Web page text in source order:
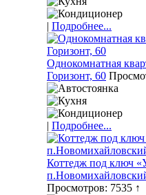
| Подробнее...
Однокомнатная
Горизонт, 60
| Подробнее...
Коттедж под ключ
Просмотров: 7535 ↑